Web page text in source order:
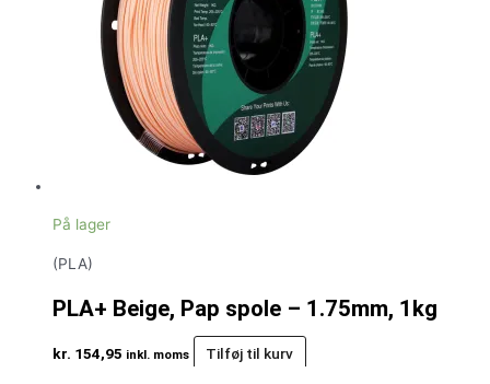
På lager
(PLA)
PLA+ Beige, Pap spole – 1.75mm, 1kg
kr. 154,95 inkl. moms Tilføj til kurv